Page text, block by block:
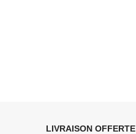
LIVRAISON OFFERTE